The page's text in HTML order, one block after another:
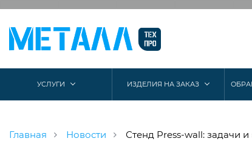
УСЛУГИ ИЗДЕЛИЯ НА ЗАКАЗ
Главная Новости Стенд Press-wall: задачи